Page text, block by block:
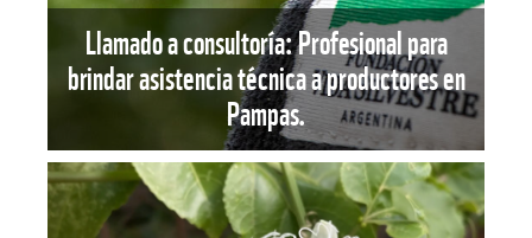
Llamado a consultoría: Profesional para
brindar asistencia técnica a productores en
Pampas.